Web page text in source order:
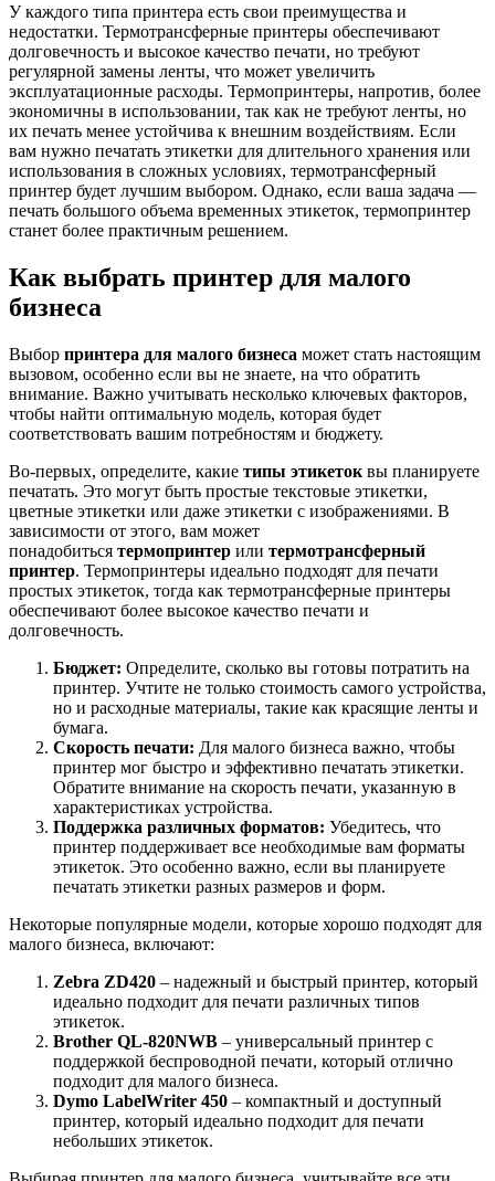
У каждого типа принтера есть свои преимущества и
недостатки. Термотрансферные принтеры обеспечивают
долговечность и высокое качество печати, но требуют
регулярной замены ленты, что может увеличить
эксплуатационные расходы. Термопринтеры, напротив, более
экономичны в использовании, так как не требуют ленты, но
их печать менее устойчива к внешним воздействиям. Если
вам нужно печатать этикетки для длительного хранения или
использования в сложных условиях, термотрансферный
принтер будет лучшим выбором. Однако, если ваша задача —
печать большого объема временных этикеток, термопринтер
станет более практичным решением.
Как выбрать принтер для малого
бизнеса
Выбор принтера для малого бизнеса может стать настоящим
вызовом, особенно если вы не знаете, на что обратить
внимание. Важно учитывать несколько ключевых факторов,
чтобы найти оптимальную модель, которая будет
соответствовать вашим потребностям и бюджету.
Во-первых, определите, какие типы этикеток вы планируете
печатать. Это могут быть простые текстовые этикетки,
цветные этикетки или даже этикетки с изображениями. В
зависимости от этого, вам может
понадобиться термопринтер или термотрансферный
принтер. Термопринтеры идеально подходят для печати
простых этикеток, тогда как термотрансферные принтеры
обеспечивают более высокое качество печати и
долговечность.
Бюджет: Определите, сколько вы готовы потратить на
принтер. Учтите не только стоимость самого устройства,
но и расходные материалы, такие как красящие ленты и
бумага.
Скорость печати: Для малого бизнеса важно, чтобы
принтер мог быстро и эффективно печатать этикетки.
Обратите внимание на скорость печати, указанную в
характеристиках устройства.
Поддержка различных форматов: Убедитесь, что
принтер поддерживает все необходимые вам форматы
этикеток. Это особенно важно, если вы планируете
печатать этикетки разных размеров и форм.
Некоторые популярные модели, которые хорошо подходят для
малого бизнеса, включают:
Zebra ZD420 – надежный и быстрый принтер, который
идеально подходит для печати различных типов
этикеток.
Brother QL-820NWB – универсальный принтер с
поддержкой беспроводной печати, который отлично
подходит для малого бизнеса.
Dymo LabelWriter 450 – компактный и доступный
принтер, который идеально подходит для печати
небольших этикеток.